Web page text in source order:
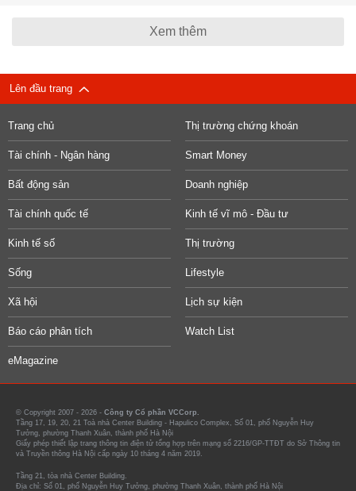
Xem thêm
Lên đầu trang
Trang chủ Thị trường chứng khoán
Tài chính - Ngân hàng Smart Money
Bất động sản Doanh nghiệp
Tài chính quốc tế Kinh tế vĩ mô - Đầu tư
Kinh tế số Thị trường
Sống Lifestyle
Xã hội Lịch sự kiện
Báo cáo phân tích Watch List
eMagazine
© Copyright 2007 - 2026 - Công ty Cổ phần VCCorp.
Tầng 17, 19, 20, 21 Toà nhà Center Building - Hapulico Complex, Số 01, phố Nguyễn Huy
Tưởng, phường Thanh Xuân, thành phố Hà Nội
Giấy phép thiết lập trang thông tin điện tử tổng hợp trên mạng số 2216/GP-TTĐT do Sở Thông tin
và Truyền thông Hà Nội cấp ngày 10 tháng 4 năm 2019.
Tầng 21, tòa nhà Center Building.
Địa chỉ: Số 01, phố Nguyễn Huy Tưởng, phường Thanh Xuân, thành phố Hà Nội